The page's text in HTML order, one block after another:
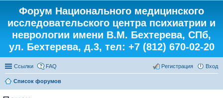
Форум Национального медицинского
исследовательского центра психиатрии и
неврологии имени В.М. Бехтерева, СПб,
ул. Бехтерева, д.3, тел: +7 (812) 670-02-20
Ссылки FAQ Вход
Регистрация
Список форумов